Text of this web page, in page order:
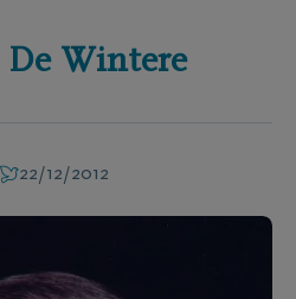
De Wintere
22/12/2012